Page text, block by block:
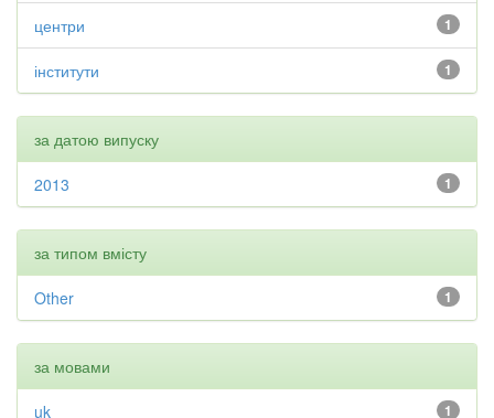
1
центри
1
інститути
за датою випуску
1
2013
за типом вмісту
1
Other
за мовами
1
uk